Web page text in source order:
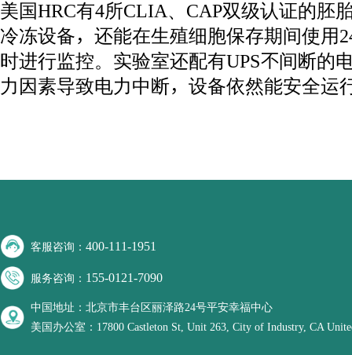
美国HRC有4所CLIA、CAP双级认证的胚
冷冻设备，还能在生殖细胞保存期间使用
时进行监控。实验室还配有UPS不间断的
力因素导致电力中断，设备依然能安全运
客服咨询：400-111-1951
服务咨询： 155-0121-7090
中国地址：北京市丰台区丽泽路24号平安幸福中心
美国办公室：17800 Castleton St, Unit 263, City of Industry, CA